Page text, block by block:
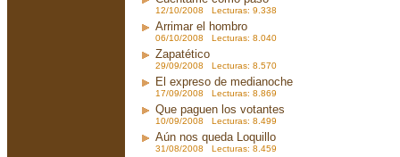
12/10/2008 Lecturas: 9.338
Arrimar el hombro
06/10/2008 Lecturas: 8.040
Zapatético
29/09/2008 Lecturas: 8.570
El expreso de medianoche
17/09/2008 Lecturas: 8.869
Que paguen los votantes
10/09/2008 Lecturas: 8.499
Aún nos queda Loquillo
31/08/2008 Lecturas: 8.459